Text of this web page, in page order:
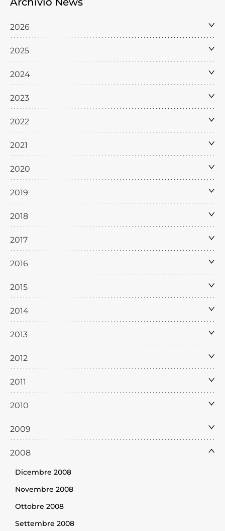
2026
2025
2024
2023
2022
2021
2020
2019
2018
2017
2016
2015
2014
2013
2012
2011
2010
2009
2008
Dicembre 2008
Novembre 2008
Ottobre 2008
Settembre 2008